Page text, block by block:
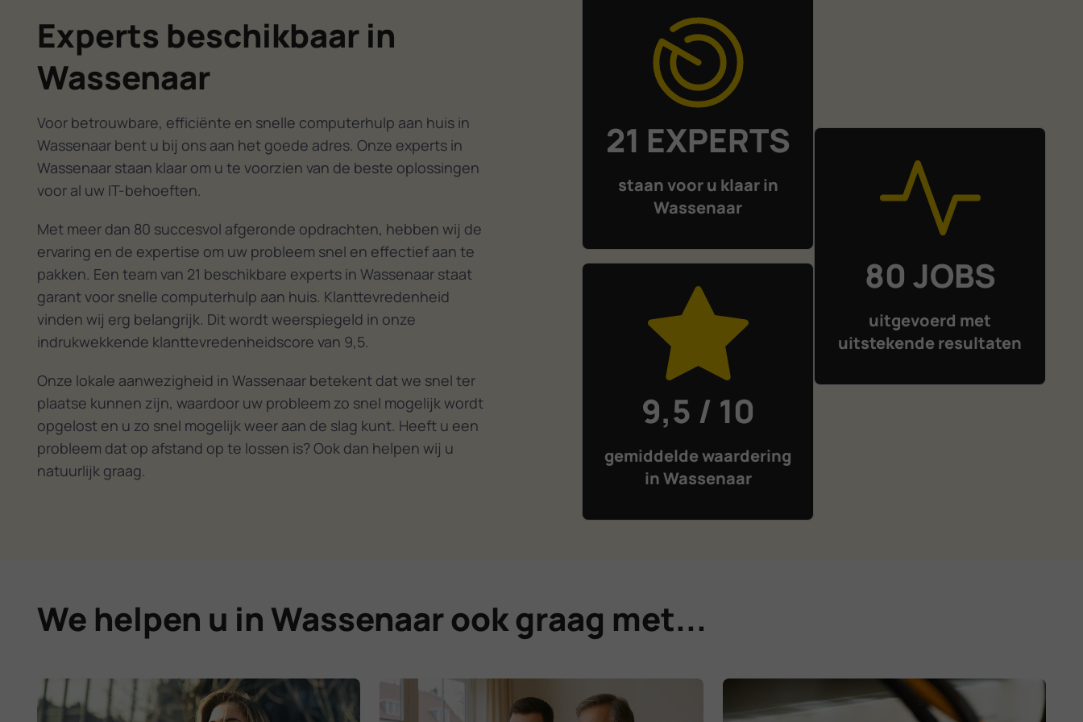
Experts beschikbaar in
Wassenaar
Voor betrouwbare, efficiënte en snelle computerhulp aan huis in
Wassenaar bent u bij ons aan het goede adres. Onze experts in
Wassenaar staan klaar om u te voorzien van de beste oplossingen
voor al uw IT-behoeften.
Met meer dan 80 succesvol afgeronde opdrachten, hebben wij de
ervaring en de expertise om uw probleem snel en effectief aan te
pakken. Een team van 21 beschikbare experts in Wassenaar staat
garant voor snelle computerhulp aan huis. Klanttevredenheid
vinden wij erg belangrijk. Dit wordt weerspiegeld in onze
indrukwekkende klanttevredenheidscore van 9,5.
Onze lokale aanwezigheid in Wassenaar betekent dat we snel ter
plaatse kunnen zijn, waardoor uw probleem zo snel mogelijk wordt
opgelost en u zo snel mogelijk weer aan de slag kunt. Heeft u een
probleem dat op afstand op te lossen is? Ook dan helpen wij u
natuurlijk graag.
21 EXPERTS
staan voor u klaar in
Wassenaar
9,5 / 10
gemiddelde waardering
in Wassenaar
80 JOBS
uitgevoerd met
uitstekende resultaten
We helpen u in Wassenaar ook graag met...